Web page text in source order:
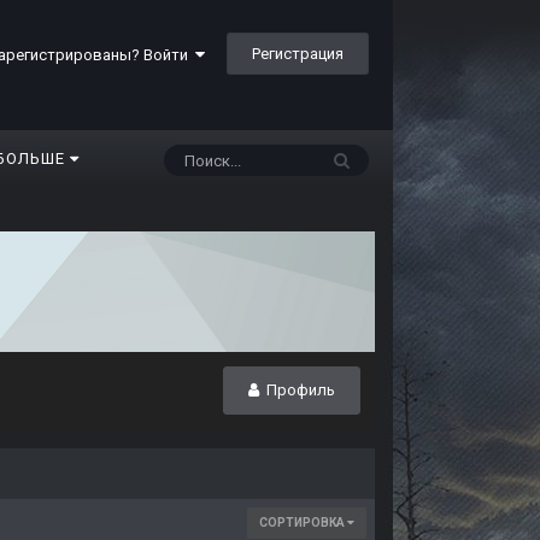
Войти Регистрация
Профиль
СОРТИРОВКА